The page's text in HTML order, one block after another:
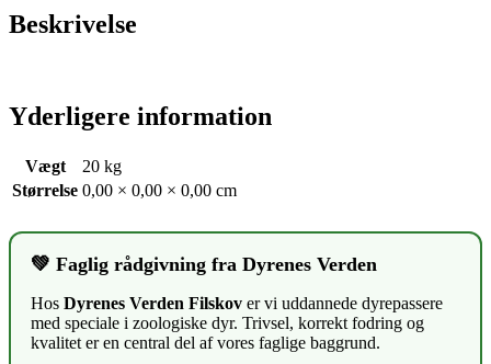
Beskrivelse
Yderligere information
Vægt
20 kg
Størrelse 0,00 × 0,00 × 0,00 cm
💚 Faglig rådgivning fra Dyrenes Verden
Hos Dyrenes Verden Filskov er vi uddannede dyrepassere
med speciale i zoologiske dyr. Trivsel, korrekt fodring og
kvalitet er en central del af vores faglige baggrund.